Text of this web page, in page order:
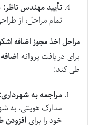
تأیید مهندس ناظر:
تمام مراحل، از
مراحل اخذ مجوز اضافه
برای دریافت پروانه
طی کند:
مراجعه به شهرداری:
مدارک هویتی، به
خود را برایافزودن